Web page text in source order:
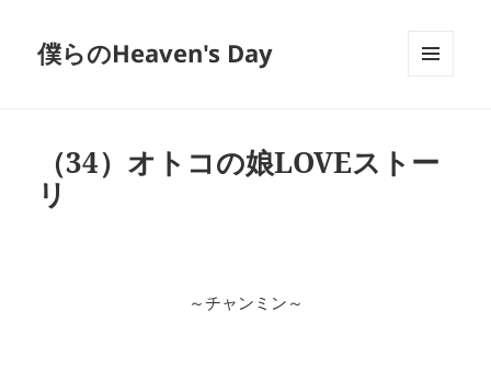
僕らのHeaven's Day
（34）オトコの娘LOVEストー
リ
～チャンミン～